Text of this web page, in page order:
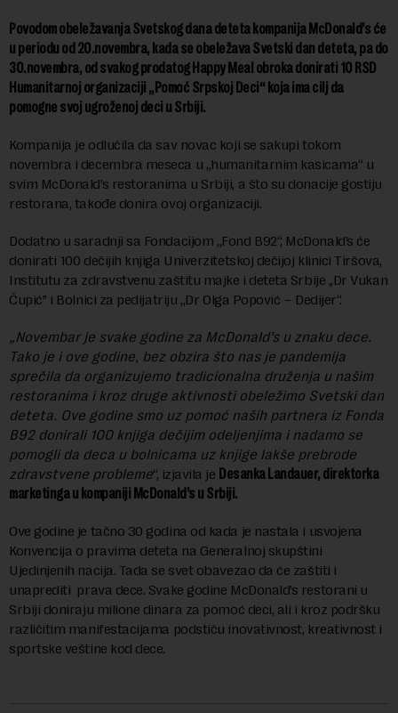
Povodom obeležavanja Svetskog dana deteta kompanija McDonald’s će
u periodu od 20.novembra, kada se obeležava Svetski dan deteta, pa do
30.novembra, od svakog prodatog Happy Meal obroka donirati 10 RSD
Humanitarnoj organizaciji „Pomoć Srpskoj Deci“ koja ima cilj da
pomogne svoj ugroženoj deci u Srbiji.
Kompanija je odlučila da sav novac koji se sakupi tokom
novembra i decembra meseca u „humanitarnim kasicama“ u
svim McDonald’s restoranima u Srbiji, a što su donacije gostiju
restorana, takođe donira ovoj organizaciji.
Dodatno u saradnji sa Fondacijom „Fond B92“, McDonald’s će
donirati 100 dečijih knjiga Univerzitetskoj dečijoj klinici Tiršova,
Institutu za zdravstvenu zaštitu majke i deteta Srbije ,,Dr Vukan
Čupić’’ i Bolnici za pedijatriju „Dr Olga Popović – Dedijer“.
„Novembar je svake godine za McDonald’s u znaku dece.
Tako je i ove godine, bez obzira što nas je pandemija
sprečila da organizujemo tradicionalna druženja u našim
restoranima i kroz druge aktivnosti obeležimo Svetski dan
deteta. Ove godine smo uz pomoć naših partnera iz Fonda
B92 donirali 100 knjiga dečijim odeljenjima i nadamo se
pomogli da deca u bolnicama uz knjige lakše prebrode
zdravstvene probleme“, izjavila je Desanka Landauer, direktorka
marketinga u kompaniji McDonald’s u Srbiji.
Ove godine je tačno 30 godina od kada je nastala i usvojena
Konvencija o pravima deteta na Generalnoj skupštini
Ujedinjenih nacija. Tada se svet obavezao da će zaštiti i
unaprediti prava dece. Svake godine McDonald’s restorani u
Srbiji doniraju milione dinara za pomoć deci, ali i kroz podršku
različitim manifestacijama podstiču inovativnost, kreativnost i
sportske veštine kod dece.